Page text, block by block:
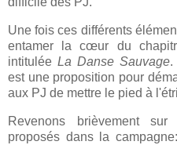
Une fois ces différents
entamer la cœur du
intitulée La Danse Sauvage.
est une proposition pour
aux PJ de mettre le pied à
Revenons brièvement
proposés dans la